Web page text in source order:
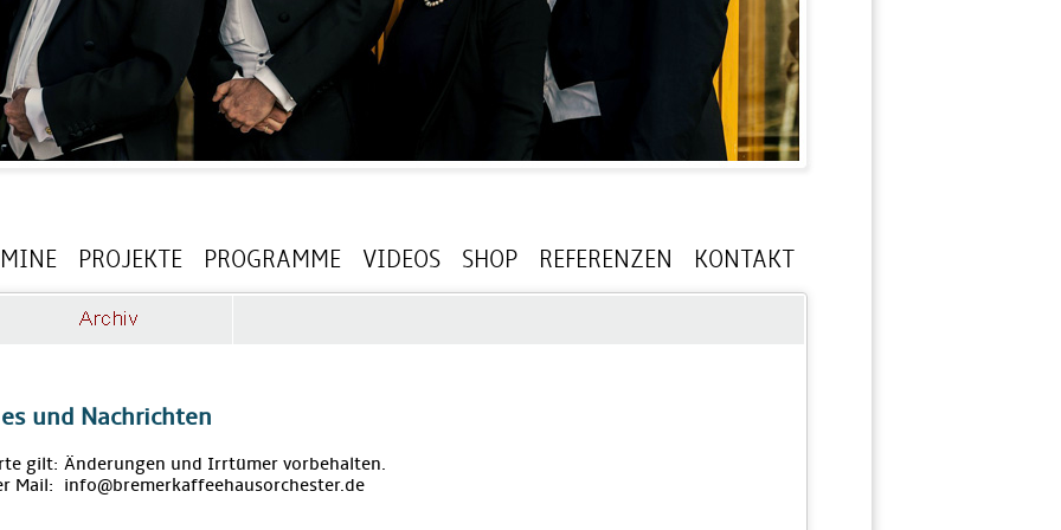
PROJEKTE PROGRAMME VIDEOS SHOP REFERENZEN KONTAKT
und Nachrichten
gilt: Änderungen und Irrtümer vorbehalten.
Mail: info@bremerkaffeehausorchester.de